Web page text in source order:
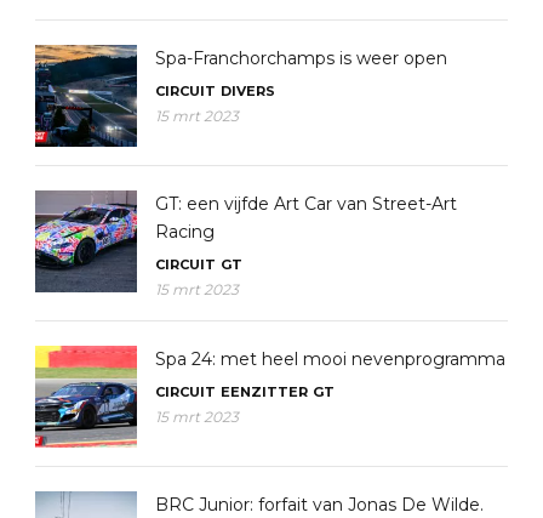
Spa-Franchorchamps is weer open
CIRCUIT DIVERS
15 mrt 2023
GT: een vijfde Art Car van Street-Art
Racing
CIRCUIT GT
15 mrt 2023
Spa 24: met heel mooi nevenprogramma
CIRCUIT EENZITTER GT
15 mrt 2023
BRC Junior: forfait van Jonas De Wilde.